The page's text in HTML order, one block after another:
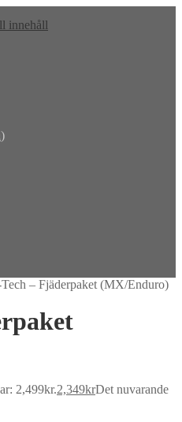
innehåll
)
– Fjäderpaket (MX/Enduro)
2,499kr.2,349krDet nuvarande